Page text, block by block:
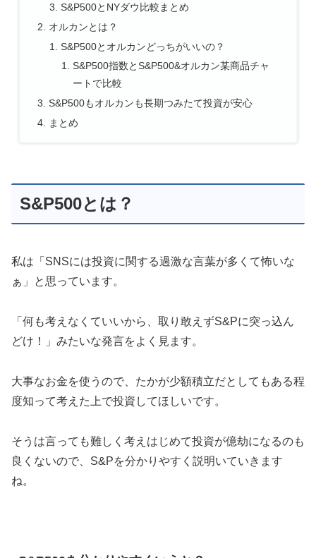
S&P500とNYダウ比較まとめ
オルカンとは？
S&P500とオルカンどっちがいいの？
S&P500指数とS&P500&オルカン某商品チャ
ートで比較
S&P500もオルカンも長期つみたて投資が安心
まとめ
S&P500とは？
私は「SNSには投資に関する過激な言葉が多くて怖いな
ぁ」と思っています。
「何も考えなくていいから、取り敢えずS&Pに突っ込ん
どけ！」みたいな発言をよく見ます。
大事なお金を使うので、たかが少額積立だとしてもある程
度知って考えた上で投資してほしいです。
そうは言っても難しく考えはじめて投資が億劫になるのも
良くないので、S&Pを分かりやすく説明いていきます
ね。